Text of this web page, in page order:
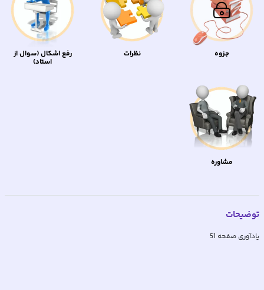
جزوه نظرات رفع اشکال (سوال از
استاد)
مشاوره
توضیحات
یادآوری صفحه 51